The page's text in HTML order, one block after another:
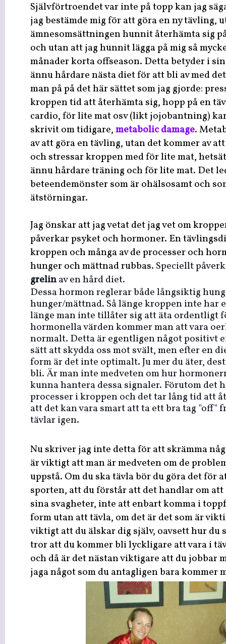
Självförtroendet var inte på topp kan jag
jag bestämde mig för att göra en ny tävling,
ämnesomsättningen hunnit återhämta sig
och utan att jag hunnit lägga på mig så
månader korta offseason. Detta betyder i
ännu hårdare nästa diet för att bli av med
man på på det här sättet som jag gjorde:
kroppen tid att återhämta sig, hopp på en
cardio, för lite mat osv (likt jojobantning)
skrivit om tidigare,metabolic damage.
av att göra en tävling, utan det kommer av
och stressar kroppen med för lite mat,
ännu hårdare träning och för lite mat. Det
beteendemönster som är ohälsosamt och
ätstörningar.
Jag önskar att jag vetat det jag vet om
påverkar psyket och hormoner. En
kroppen och många av de processer och
hunger och mättnad rubbas. Speciellt
grelinav en hård diet.
Dessa hormon reglerar både långsiktig
hunger/mättnad. Så länge kroppen inte har
länge man inte tillåter sig att äta ordentligt
hormonella värden kommer man att vara
normalt. Detta är egentligen något positivt
sätt att skydda oss mot svält, men efter en
form är det inte optimalt. Ju mer du äter,
bli. Är man inte medveten om hur
kunna hantera dessa signaler. Förutom det
processer i kroppen och det tar lång tid att
att det kan vara smart att ta ett bra tag "off"
tävlar igen.
Nu skriver jag inte detta för att skrämma
är viktigt att man är medveten om de
uppstå. Om du ska tävla bör du göra det för
sporten, att du förstår att det handlar om
sina svagheter, inte att enbart komma i
form utan att tävla, om det är det som är
viktigt att du älskar dig själv, oavsett hur du
tror att du kommer bli lyckligare att vara i
och då är det nästan viktigare att du jobbar
jaga något som du antagligen bara kommer